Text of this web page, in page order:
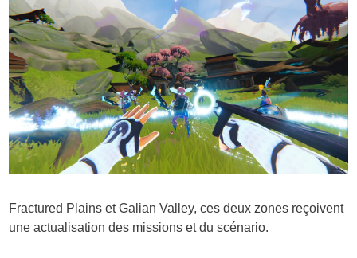
Fractured Plains et Galian Valley, ces deux zones reçoivent
une actualisation des missions et du scénario.